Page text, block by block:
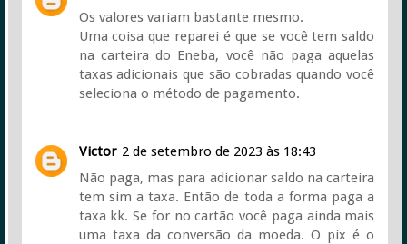
Os valores variam bastante mesmo.
Uma coisa que reparei é que se você tem saldo
na carteira do Eneba, você não paga aquelas
taxas adicionais que são cobradas quando você
seleciona o método de pagamento.
Victor 2 de setembro de 2023 às 18:43
Não paga, mas para adicionar saldo na carteira
tem sim a taxa. Então de toda a forma paga a
taxa kk. Se for no cartão você paga ainda mais
uma taxa da conversão da moeda. O pix é o